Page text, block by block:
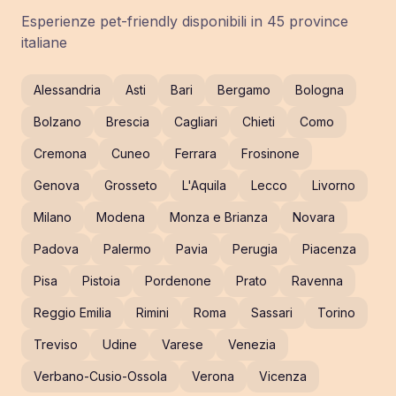
Esperienze pet-friendly disponibili in 45 province
italiane
Alessandria Asti Bari Bergamo Bologna
Bolzano Brescia Cagliari Chieti Como
Cremona Cuneo Ferrara Frosinone
Genova Grosseto L'Aquila Lecco Livorno
Milano Modena Monza e Brianza Novara
Padova Palermo Pavia Perugia Piacenza
Pisa Pistoia Pordenone Prato Ravenna
Reggio Emilia Rimini Roma Sassari Torino
Treviso Udine Varese Venezia
Verbano-Cusio-Ossola Verona Vicenza